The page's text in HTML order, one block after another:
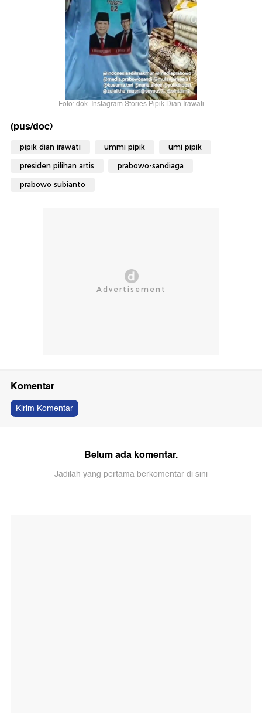
Foto: dok. Instagram Stories Pipik Dian Irawati
(pus/doc)
pipik dian irawati ummi pipik umi pipik
presiden pilihan artis prabowo-sandiaga
prabowo subianto
Komentar
Kirim Komentar
Belum ada komentar.
Jadilah yang pertama berkomentar di sini